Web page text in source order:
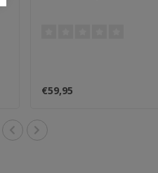
€59,95